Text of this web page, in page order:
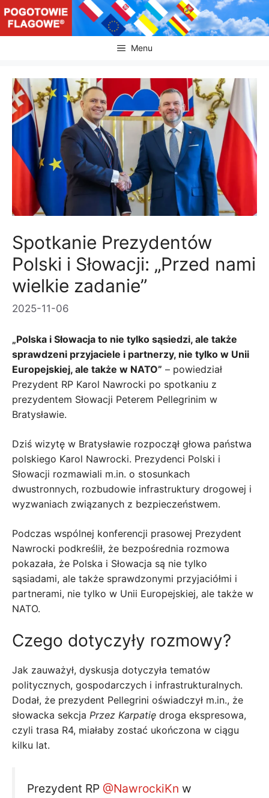
Przejdź
do
treści
Menu
Spotkanie Prezydentów
Polski i Słowacji: „Przed nami
wielkie zadanie”
2025-11-06
„Polska i Słowacja to nie tylko sąsiedzi, ale także
sprawdzeni przyjaciele i partnerzy, nie tylko w Unii
Europejskiej, ale także w NATO” – powiedział
Prezydent RP Karol Nawrocki po spotkaniu z
prezydentem Słowacji Peterem Pellegrinim w
Bratysławie.
Dziś wizytę w Bratysławie rozpoczął głowa państwa
polskiego Karol Nawrocki. Prezydenci Polski i
Słowacji rozmawiali m.in. o stosunkach
dwustronnych, rozbudowie infrastruktury drogowej i
wyzwaniach związanych z bezpieczeństwem.
Podczas wspólnej konferencji prasowej Prezydent
Nawrocki podkreślił, że bezpośrednia rozmowa
pokazała, że ​​Polska i Słowacja są nie tylko
sąsiadami, ale także sprawdzonymi przyjaciółmi i
partnerami, nie tylko w Unii Europejskiej, ale także w
NATO.
Czego dotyczyły rozmowy?
Jak zauważył, dyskusja dotyczyła tematów
politycznych, gospodarczych i infrastrukturalnych.
Dodał, że prezydent Pellegrini oświadczył m.in., że
słowacka sekcja Przez Karpatię droga ekspresowa,
czyli trasa R4, miałaby zostać ukończona w ciągu
kilku lat.
Prezydent RP @NawrockiKn w